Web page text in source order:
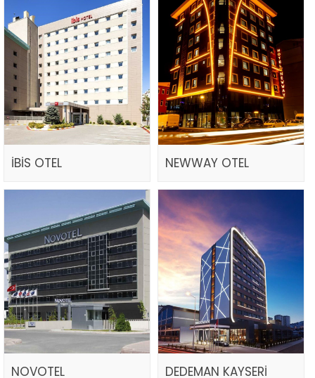
İBİS OTEL NEWWAY OTEL
NOVOTEL DEDEMAN KAYSERİ